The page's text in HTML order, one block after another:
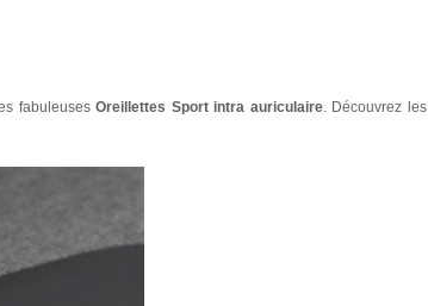
fabuleusesOreillettes Sport intra auriculaire. Découvrez les